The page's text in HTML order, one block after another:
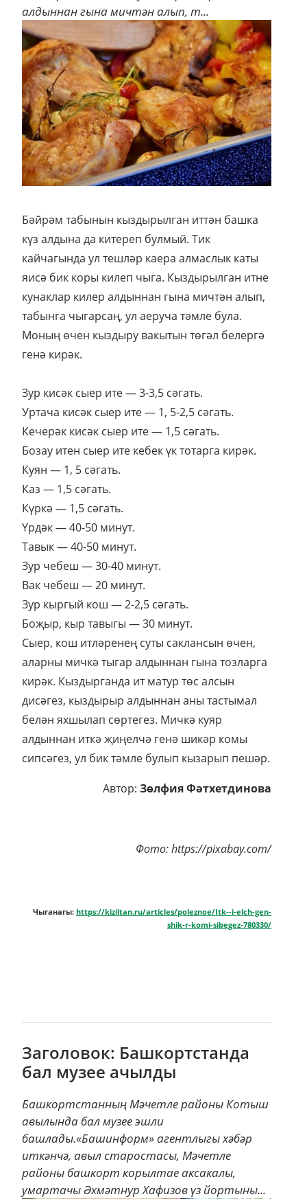
алдыннан гына мичтән алып, т...
Бәйрәм табынын кыздырылган иттән башка
күз алдына да китереп булмый. Тик
кайчагында ул тешләр каера алмаслык каты
яисә бик коры килеп чыга. Кыздырылган итне
кунаклар килер алдыннан гына мичтән алып,
табынга чыгарсаң, ул аеруча тәмле була.
Моның өчен кыздыру вакытын төгәл белергә
генә кирәк.
Зур кисәк сыер ите — 3-3,5 сәгать.
Уртача кисәк сыер ите — 1, 5-2,5 сәгать.
Кечерәк кисәк сыер ите — 1,5 сәгать.
Бозау итен сыер ите кебек үк тотарга кирәк.
Куян — 1, 5 сәгать.
Каз — 1,5 сәгать.
Күркә — 1,5 сәгать.
Үрдәк — 40-50 минут.
Тавык — 40-50 минут.
Зур чебеш — 30-40 минут.
Вак чебеш — 20 минут.
Зур кыргый кош — 2-2,5 сәгать.
Боҗыр, кыр тавыгы — 30 минут.
Сыер, кош итләренең суты саклансын өчен,
аларны мичкә тыгар алдыннан гына тозларга
кирәк. Кыздырганда ит матур төс алсын
дисәгез, кыздырыр алдыннан аны тастымал
белән яхшылап сөртегез. Мичкә куяр
алдыннан иткә җиңелчә генә шикәр комы
сипсәгез, ул бик тәмле булып кызарып пешәр.
Автор: Зөлфия Фәтхетдинова
Фото: https://pixabay.com/
Чыганагы: https://kiziltan.ru/articles/poleznoe/Itk--i-elch-gen-
shik-r-komi-sibegez-780330/
Заголовок: Башкортстанда
бал музее ачылды
Башкортстанның Мәчетле районы Котыш
авылында бал музее эшли
башлады.«Башинформ» агентлыгы хәбәр
иткәнчә, авыл старостасы, Мәчетле
районы башкорт корылтае аксакалы,
умартачы Әхмәтнур Хафизов үз йортыны...